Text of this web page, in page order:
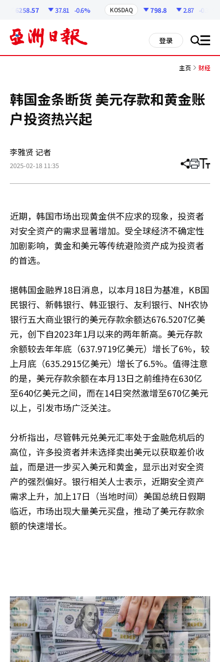
6258.57 37.81 -0.6% KOSDAQ 798.8 2.87 -0.36%
登录 搜 all
主页 财经
韩国金条断货 美元存款和黄金账
户投资热兴起
李雅贤 记者
2025-02-18 11:35 分
章
打 调
小
近期，韩国市场出现黄金供不应求的现象，投资者
对安全资产的需求显著增加。受全球经济不确定性
加剧影响，黄金和美元等传统避险资产成为投资者
的首选。
据韩国金融界18日消息，以本月18日为基准，KB国
民银行、新韩银行、韩亚银行、友利银行、NH农协
银行五大商业银行的美元存款余额达676.5207亿美
元，创下自2023年1月以来的两年新高。美元存款
余额较去年年底（637.9719亿美元）增长了6%，较
上月底（635.2915亿美元）增长了6.5%。值得注意
的是，美元存款余额在本月13日之前维持在630亿
至640亿美元之间，而在14日突然激增至670亿美元
以上，引发市场广泛关注。
分析指出，尽管韩元兑美元汇率处于金融危机后的
高位，许多投资者并未选择卖出美元以获取差价收
益，而是进一步买入美元和黄金，显示出对安全资
产的强烈偏好。银行相关人士表示，近期安全资产
需求上升，加上17日（当地时间）美国总统日假期
临近，市场出现大量美元买盘，推动了美元存款余
额的快速增长。